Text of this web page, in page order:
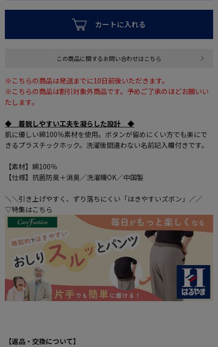
カートに入れる
この商品に関するお問い合わせはこちら
※こちらの商品は発送までに10日前後いただきます。
※こちらの商品は割引対象外商品です。予めご了承のほどお願いい
たします。
◆ 着脱しやすい工夫を凝らした設計 ◆
肌に優しい綿100％素材を使用。ボタンが留めにくい方でも楽にで
きるプラスチックホック。洗濯後間違わない名前記入欄付きです。
【素材】綿100％
【仕様】抗菌防臭＋消臭／洗濯機OK／中国製
＼＼引き上げやすく、ずり落ちにくい「はきやすいズボン」／／
▽特集はこちら
【返品・交換について】